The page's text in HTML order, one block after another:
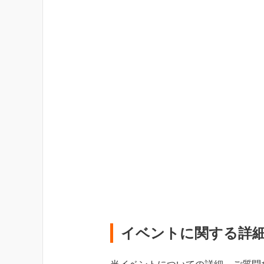
イベントに関する詳